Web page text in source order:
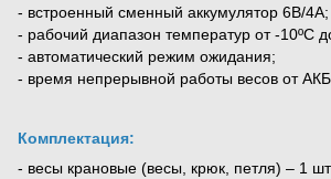
- встроенный сменный аккумулятор 6В/4А;
- рабочий диапазон температур от -10ºС
- автоматический режим ожидания;
- время непрерывной работы весов от
Комплектация:
- весы крановые (весы, крюк, петля) – 1